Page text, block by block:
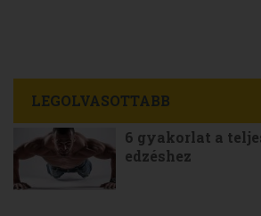
LEGOLVASOTTABB
6 gyakorlat a
edzéshez